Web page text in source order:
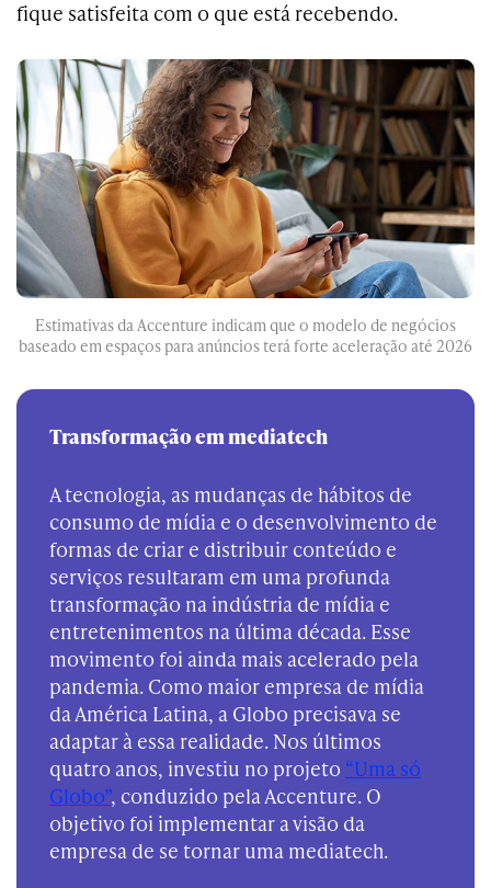
fique satisfeita com o que está recebendo.
Estimativas da Accenture indicam que o modelo de negócios
baseado em espaços para anúncios terá forte aceleração até 2026
Transformação em mediatech
A tecnologia, as mudanças de hábitos de
consumo de mídia e o desenvolvimento de
formas de criar e distribuir conteúdo e
serviços resultaram em uma profunda
transformação na indústria de mídia e
entretenimentos na última década. Esse
movimento foi ainda mais acelerado pela
pandemia. Como maior empresa de mídia
da América Latina, a Globo precisava se
adaptar à essa realidade. Nos últimos
quatro anos, investiu no projeto “Uma só
Globo”, conduzido pela Accenture. O
objetivo foi implementar a visão da
empresa de se tornar uma mediatech.